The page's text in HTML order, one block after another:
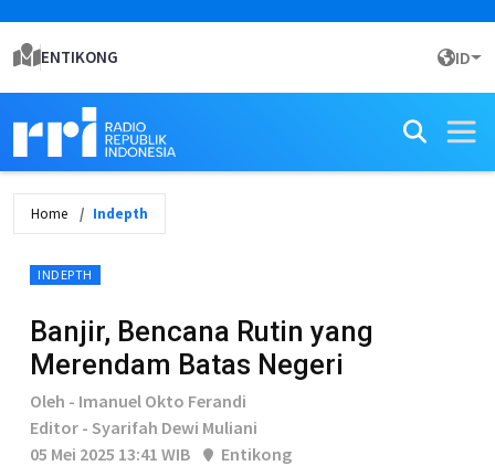
ENTIKONG ID
Home Indepth
INDEPTH
Banjir, Bencana Rutin yang
Merendam Batas Negeri
Oleh - Imanuel Okto Ferandi
Editor - Syarifah Dewi Muliani
05 Mei 2025 13:41 WIB
Entikong